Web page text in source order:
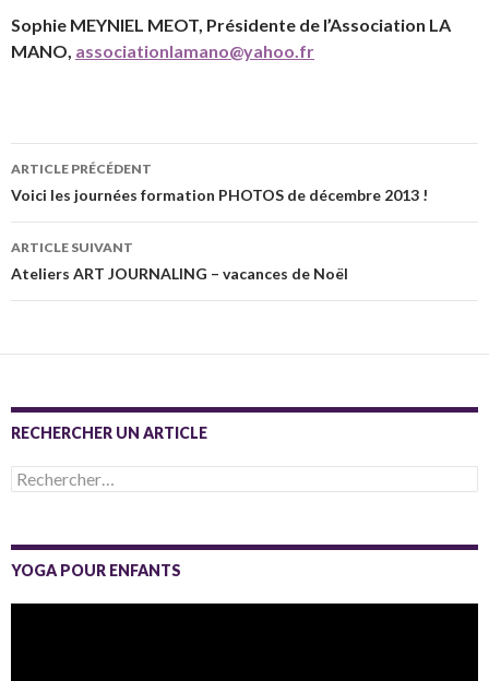
Sophie MEYNIEL MEOT, Présidente de l’Association LA
MANO, associationlamano@yahoo.fr
Navigation
des
articles
ARTICLE PRÉCÉDENT
Voici les journées formation PHOTOS de décembre 2013 !
ARTICLE SUIVANT
Ateliers ART JOURNALING – vacances de Noël
RECHERCHER UN ARTICLE
Rechercher :
YOGA POUR ENFANTS